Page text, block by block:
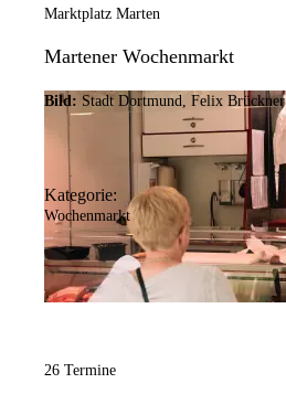
Marktplatz Marten
Martener Wochenmarkt
Bild: Stadt Dortmund, Felix Brückner
Kategorie:
Wochenmarkt
26 Termine